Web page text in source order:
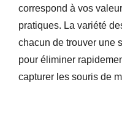
correspond à vos
pratiques. La variété
chacun de trouver une
pour éliminer
capturer les souris de